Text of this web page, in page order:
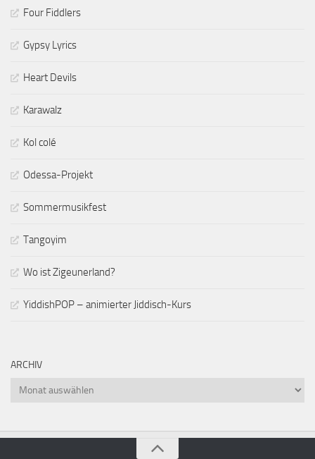
Four Fiddlers
Gypsy Lyrics
Heart Devils
Karawalz
Kol colé
Odessa-Projekt
Sommermusikfest
Tangoyim
Wo ist Zigeunerland?
YiddishPOP – animierter Jiddisch-Kurs
ARCHIV
Archiv